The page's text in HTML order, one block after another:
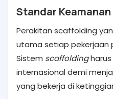
Standar
Perakitan scaffolding
utama setiap pekerjaan
Sistem scaffoldingharus
internasional demi
yang bekerja di